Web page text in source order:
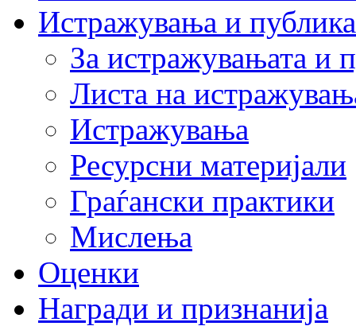
Истражувања и
За истражувањата и
Листа на
Истражувања
Ресурсни материјали
Граѓански практики
Мислења
Оценки
Награди и признанија